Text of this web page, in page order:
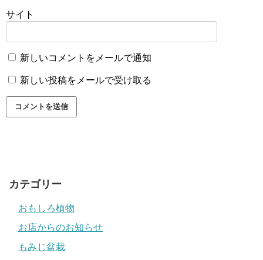
サイト
新しいコメントをメールで通知
新しい投稿をメールで受け取る
カテゴリー
おもしろ植物
お店からのお知らせ
もみじ盆栽